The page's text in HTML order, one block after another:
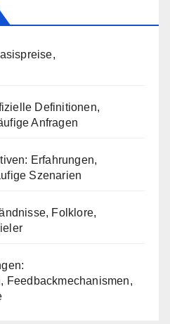
Definitionen,
Anfragen
Erfahrungen,
Szenarien
Folklore,
Feedbackmechanismen,